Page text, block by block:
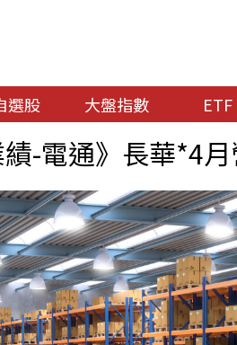
選股 大盤指數 ETF
績-電通》長華*4